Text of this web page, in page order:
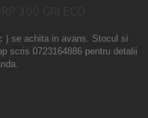
) se achita in avans. Stocul si
scris 0723164886 pentru detalii